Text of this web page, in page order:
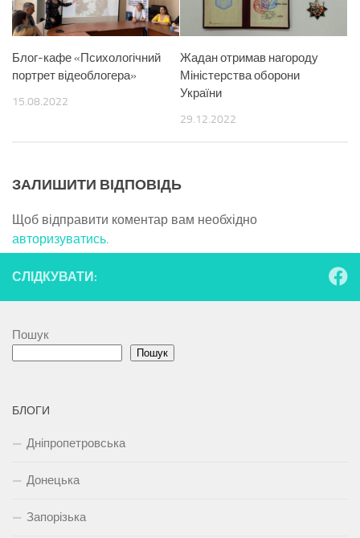
Блог-кафе «Психологічний
портрет відеоблогера»
15.08.2022
Жадан отримав нагороду
Міністерства оборони
України
29.12.2022
ЗАЛИШИТИ ВІДПОВІДЬ
Щоб відправити коментар вам необхідно
авторизуватись
СЛІДКУВАТИ:
Пошук
Пошук
БЛОГИ
Дніпропетровська
Донецька
Запорізька